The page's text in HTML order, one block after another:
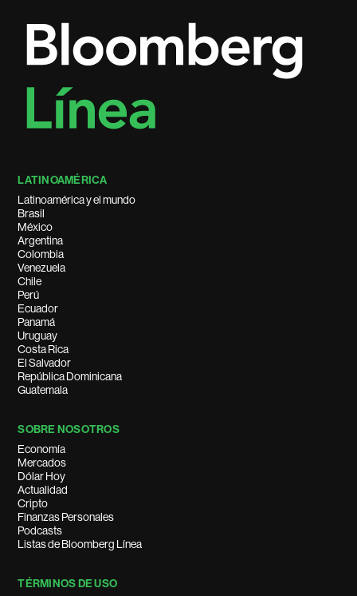
LATINOAMÉRICA
Latinoamérica y el mundo
Brasil
México
Argentina
Colombia
Venezuela
Chile
Perú
Ecuador
Panamá
Uruguay
Costa Rica
El Salvador
República Dominicana
Guatemala
SOBRE NOSOTROS
Economía
Mercados
Dólar Hoy
Actualidad
Cripto
Finanzas Personales
Podcasts
Listas de Bloomberg Línea
TÉRMINOS DE USO